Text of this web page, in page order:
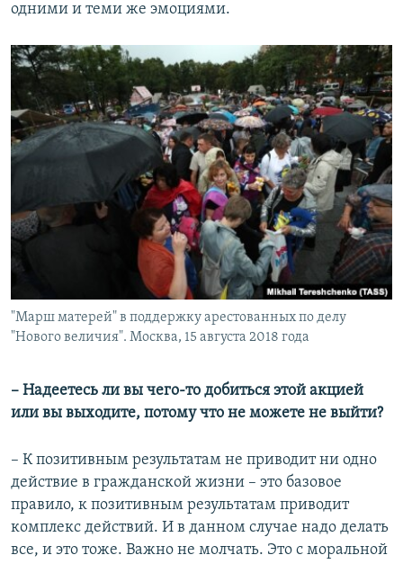
одними и теми же эмоциями.​
"Марш матерей" в поддержку арестованных по делу
"Нового величия". Москва, 15 августа 2018 года
​– ​Надеетесь ли вы чего-то добиться этой акцией
или вы выходите, потому что не можете не выйти?
– К позитивным результатам не приводит ни одно
действие в гражданской жизни – это базовое
правило, к позитивным результатам приводит
комплекс действий. И в данном случае надо делать
все, и это тоже. Важно не молчать. Это с моральной